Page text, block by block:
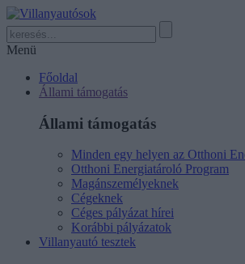
Menü
Főoldal
Állami támogatás
Állami támogatás
Minden egy helyen az Otthoni
Otthoni Energiatároló Program
Magánszemélyeknek
Cégeknek
Céges pályázat hírei
Korábbi pályázatok
Villanyautó tesztek